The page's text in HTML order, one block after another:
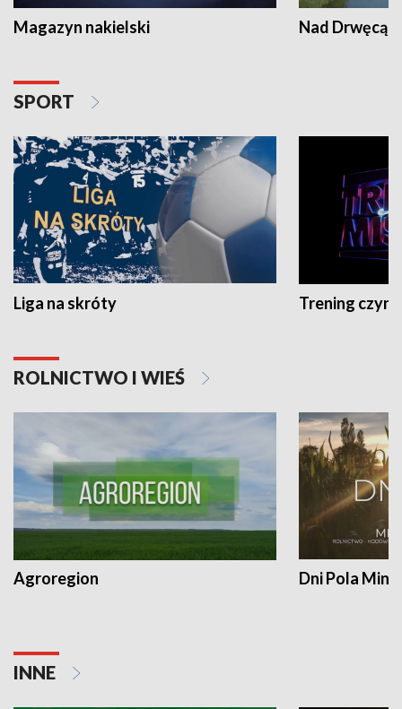
Magazyn nakielski Nad Drwęcą
SPORT
Liga na skróty Trening czyni
ROLNICTWO I WIEŚ
Agroregion Dni Pola
INNE